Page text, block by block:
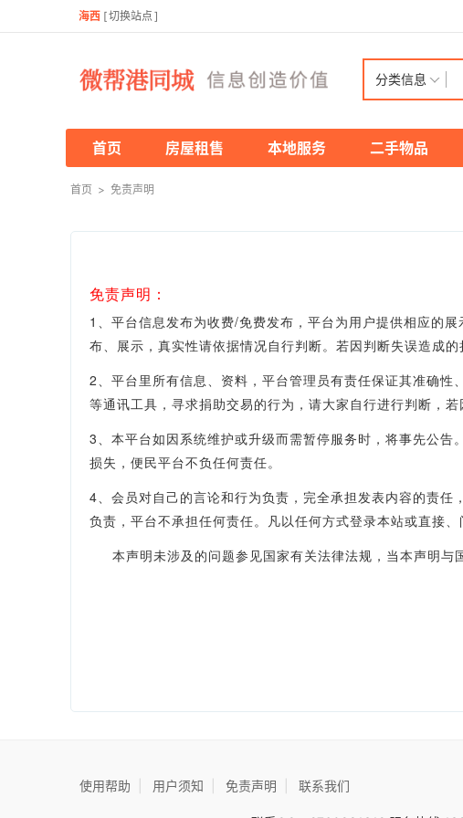
海西 [切换站点 ]
分类信息
首页 房屋租售 本地服务 二手物品
首页 > 免责声明
免责声明：
1、平台信息发布为收费/免费发布，平台为用户提供相应的
布、展示，真实性请依据情况自行判断。 若因判断失误造成的
2、平台里所有信息、资料，平台管理员有责任保证其准确
等通讯工具，寻求捐助交易的行为，请大家自行进行判断，
3、本平台如因系统维护或升级而需暂停服务时，将事先公
损失，便民平台不负任何责任。
4、会员对自己的言论和行为负责，完全承担发表内容的责
负责，平台不承担任何责任。凡以任何方式登录本站或直接
本声明未涉及的问题参见国家有关法律法规，当本声明与
使用帮助 用户须知 免责声明 联系我们